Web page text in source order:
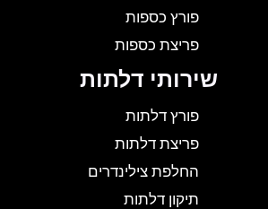
פורץ כספות
פריצת כספות
שירותי דלתות
פורץ דלתות
פריצת דלתות
החלפת צילינדרים
תיקון דלתות